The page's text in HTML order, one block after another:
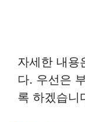
자세한 내용
다. 우선은
록 하겠습니